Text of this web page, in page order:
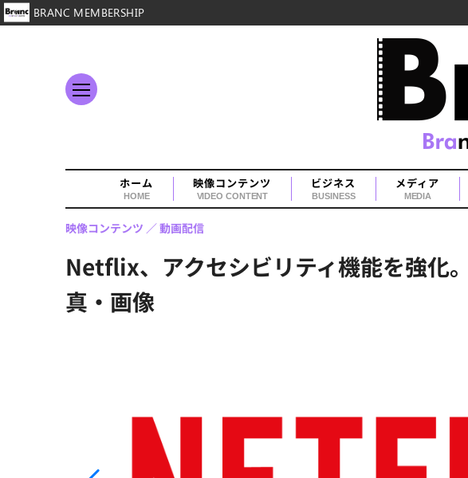
ホーム
HOME
映像コンテンツ
VIDEO CONTENT
ビジネス
BUSINESS
メディア
MEDIA
Netflix、アクセシビリティ機能を強化
真・画像
映像コンテンツ 動画配信
BRANC MEMBERSHIP